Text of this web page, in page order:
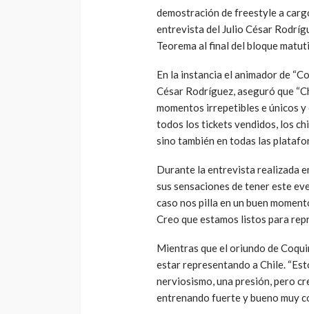
demostración de freestyle a
entrevista del Julio César
Teorema al final del bloque
En la instancia el animador de
César Rodríguez, aseguró que
momentos irrepetibles e únicos y
todos los tickets vendidos, los
sino también en todas las
Durante la entrevista realizada
sus sensaciones de tener este
caso nos pilla en un buen
Creo que estamos listos para
Mientras que el oriundo de
estar representando a Chile.
nerviosismo, una presión, pero
entrenando fuerte y bueno muy